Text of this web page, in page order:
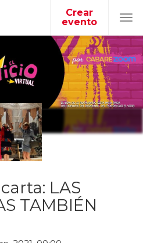
Crear
evento
LAS
TAMBIÉN